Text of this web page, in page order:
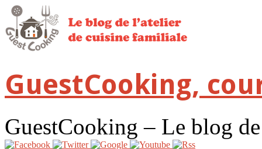
GuestCooking,
GuestCooking – Le blog